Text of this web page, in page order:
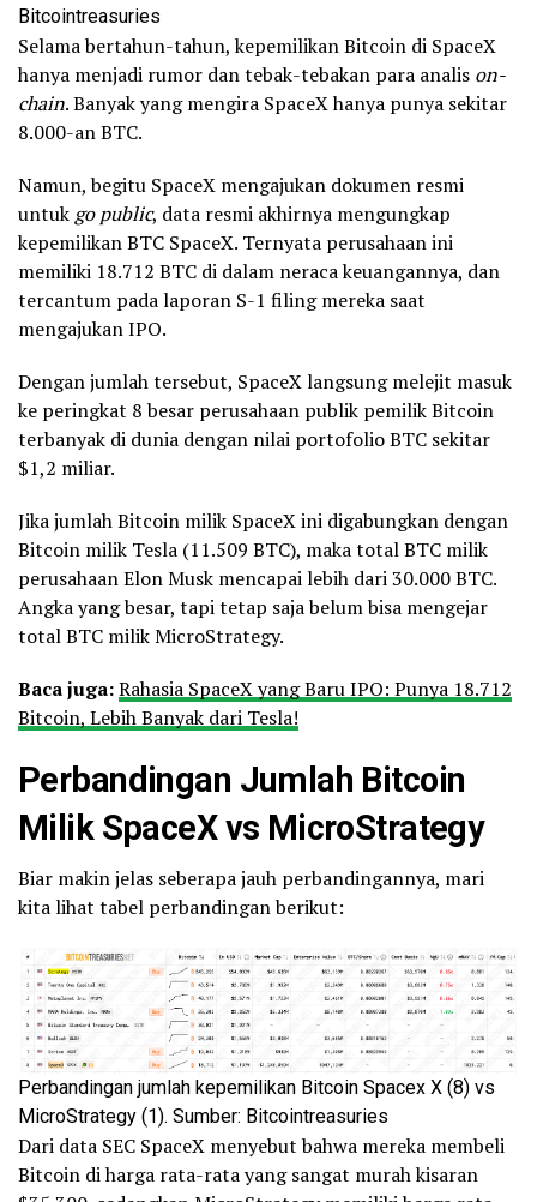
Bitcointreasuries
Selama bertahun-tahun, kepemilikan Bitcoin di SpaceX
hanya menjadi rumor dan tebak-tebakan para analis on-
chain. Banyak yang mengira SpaceX hanya punya sekitar
8.000-an BTC.
Namun, begitu SpaceX mengajukan dokumen resmi
untuk go public, data resmi akhirnya mengungkap
kepemilikan BTC SpaceX. Ternyata perusahaan ini
memiliki 18.712 BTC di dalam neraca keuangannya, dan
tercantum pada laporan S-1 filing mereka saat
mengajukan IPO.
Dengan jumlah tersebut, SpaceX langsung melejit masuk
ke peringkat 8 besar perusahaan publik pemilik Bitcoin
terbanyak di dunia dengan nilai portofolio BTC sekitar
$1,2 miliar.
Jika jumlah Bitcoin milik SpaceX ini digabungkan dengan
Bitcoin milik Tesla (11.509 BTC), maka total BTC milik
perusahaan Elon Musk mencapai lebih dari 30.000 BTC.
Angka yang besar, tapi tetap saja belum bisa mengejar
total BTC milik MicroStrategy.
Baca juga:Rahasia SpaceX yang Baru IPO: Punya 18.712
Bitcoin, Lebih Banyak dari Tesla!
Perbandingan Jumlah Bitcoin
Milik SpaceX vs MicroStrategy
Biar makin jelas seberapa jauh perbandingannya, mari
kita lihat tabel perbandingan berikut:
Perbandingan jumlah kepemilikan Bitcoin Spacex X (8) vs
MicroStrategy (1). Sumber: Bitcointreasuries
Dari data SEC SpaceX menyebut bahwa mereka membeli
Bitcoin di harga rata-rata yang sangat murah kisaran